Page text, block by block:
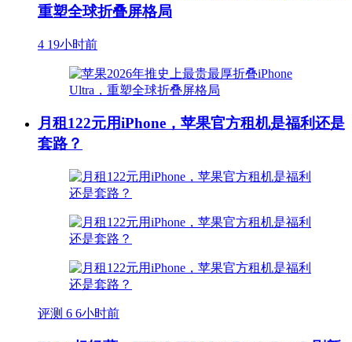
重塑全球折叠屏格局
4 19小时前
月租122元用iPhone，苹果官方租机是福利还是
套路？
评测 6 6小时前